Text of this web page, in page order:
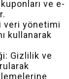
ve e-
veri yönetimi
kullanarak
Gizlilik ve